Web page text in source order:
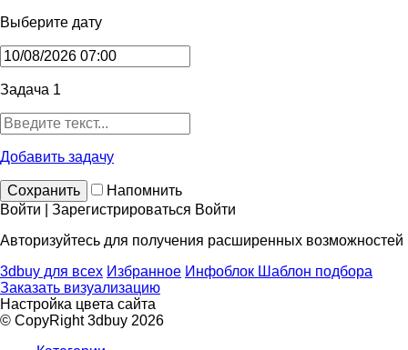
Выберите дату
Задача 1
Добавить задачу
Сохранить
Напомнить
Войти | Зарегистрироваться Войти
Авторизуйтесь для получения расширенных возможностей
3dbuy для всех Избранное Инфоблок Шаблон подбора
Заказать визуализацию
Настройка цвета сайта
© CopyRight 3dbuy 2026